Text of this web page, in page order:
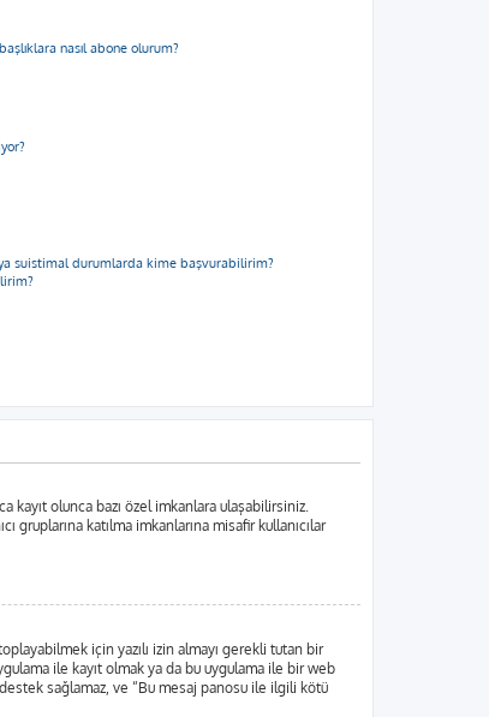
nasıl abone olurum?
suistimal durumlarda kime başvurabilirim?
kayıt olunca bazı özel imkanlara ulaşabilirsiniz.
gruplarına katılma imkanlarına misafir kullanıcılar
için yazılı izin almayı gerekli tutan bir
ile kayıt olmak ya da bu uygulama ile bir web
sağlamaz, ve “Bu mesaj panosu ile ilgili kötü